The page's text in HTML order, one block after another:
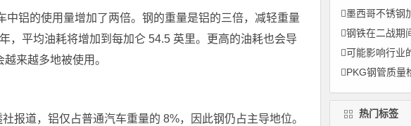
铝的使用量增加了两倍。钢的重量是铝的三倍，减轻重量
，平均油耗将增加到每加仑 54.5 英里。更高的油耗也会导
来越多地被使用。
社报道，铝仅占普通汽车重量的 8%，因此钢仍占主导地位。
墨西哥不锈钢
钢铁在二战期
可能影响行业
PKG钢管质量
热门标签